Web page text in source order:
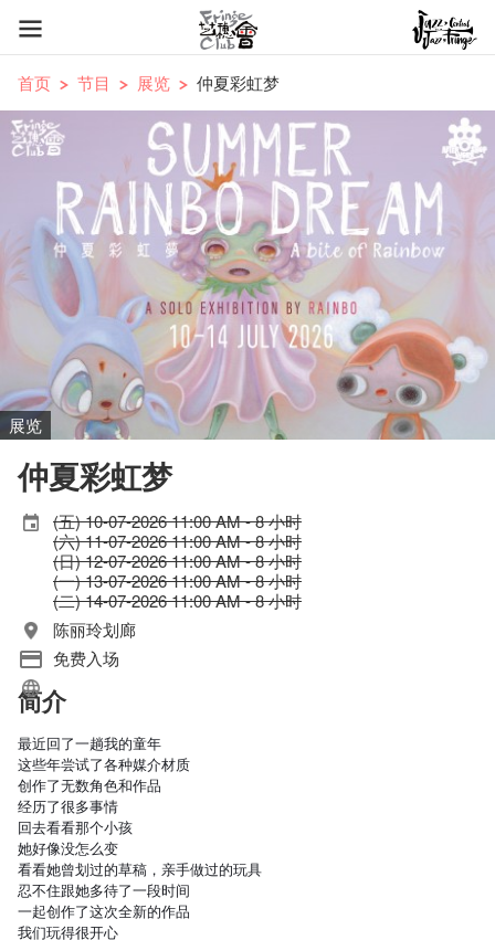
首页 节目 展览 仲夏彩虹梦
展览
仲夏彩虹梦
(五) 10-07-2026 11:00 AM - 8 小时
(六) 11-07-2026 11:00 AM - 8 小时
(日) 12-07-2026 11:00 AM - 8 小时
(一) 13-07-2026 11:00 AM - 8 小时
(二) 14-07-2026 11:00 AM - 8 小时
陈丽玲划廊
免费入场
简介
最近回了一趟我的童年
这些年尝试了各种媒介材质
创作了无数角色和作品
经历了很多事情
回去看看那个小孩
她好像没怎么变
看看她曾划过的草稿，亲手做过的玩具
忍不住跟她多待了一段时间
一起创作了这次全新的作品
我们玩得很开心